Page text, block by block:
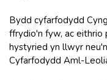
Bydd cyfarfodydd
ffrydio'n fyw, ac eithrio
hystyried yn llwyr
Cyfarfodydd Aml-